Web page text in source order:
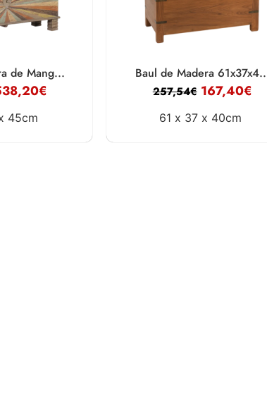
de Mang...
€
45cm
Baul de Madera
257,54€ 167,40€
61 x 37 x 40cm